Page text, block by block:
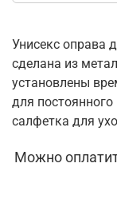
Унисекс оправа
сделана из
установлены
для
салфетка для
Можно